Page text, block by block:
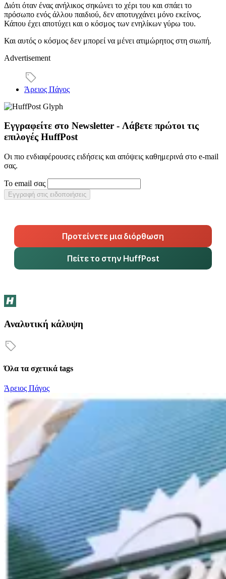
Διότι όταν ένας ανήλικος σηκώνει το χέρι του και σπάει το
πρόσωπο ενός άλλου παιδιού, δεν αποτυγχάνει μόνο εκείνος.
Κάπου έχει αποτύχει και ο κόσμος των ενηλίκων γύρω του.
Και αυτός ο κόσμος δεν μπορεί να μένει ατιμώρητος στη σιωπή.
Advertisement
Άρειος Πάγος
Εγγραφείτε στο Newsletter - Λάβετε πρώτοι τις
επιλογές HuffPost
Οι πιο ενδιαφέρουσες ειδήσεις και απόψεις καθημερινά στο e-mail
σας.
Το email σας
Εγγραφή στις ειδοποιήσεις
Προτείνετε μια διόρθωση
Πείτε το στην HuffPost
Αναλυτική κάλυψη
Όλα τα σχετικά tags
Άρειος Πάγος